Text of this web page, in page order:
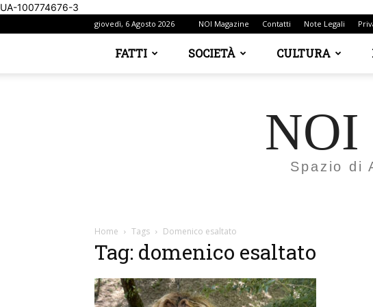
UA-100774676-3
giovedì, 6 Agosto 2026 NOI Magazine Contatti Note Legali
FATTI SOCIETÀ CULTURA
Spazio di
Home Tags Domenico esaltato
Tag: domenico esaltato